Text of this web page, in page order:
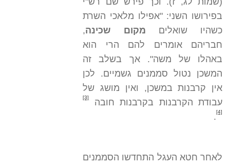
בפירושו השני: "אפילו מלאכי השרת
כשהיו שואלים מקום שכינה,
חבריהם אומרים להם הרי הוא
באהלו של משה". אך בשלב זה
המשכן נטול סממנים גשמיים. לכן
אין קרבנות במשכן, ואין מושג של
עבודת הקרבנות בקרבנות חובה[3]
[4]
.
לאחר חטא העגל התחדשו הסממנים